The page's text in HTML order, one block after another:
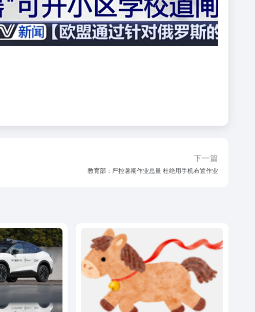
下一篇
教育部：严控暑期作业总量 杜绝用手机布置作业